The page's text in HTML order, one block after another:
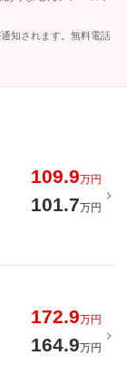
知されます。無料電話
109.9万円
101.7万円
172.9万円
164.9万円